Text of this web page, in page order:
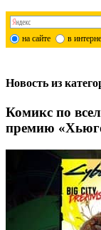
на сайте в
Новость из
Комикс по
премию